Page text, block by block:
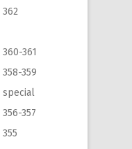
361
359
special
357